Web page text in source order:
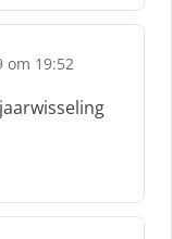
om 19:52